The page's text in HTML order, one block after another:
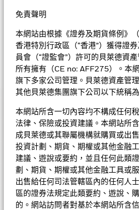
免責聲明
本網站由根據《證券及期貨條例》
香港特別行政區（“香港”）獲得證
員會（“證監會”）許可的貝萊德資
所有擁有（CE no: AFF275）。本
旗下多家公司管理。貝萊德資產管
其他貝萊德集團旗下公司以下統稱為
本網站所含一切內容均不構成任何
法律、保險或投資建議。本網站所
成貝萊德或其聯屬機構就購買或出
投資計劃、期貨、期權或其他金融
建議、遊說或要約，並且任何此類
劃、期貨、期權或其他金融工具或
出售給任何司法管轄區內的任何人
區的證券法規定此類要約、遊說、
的。網站訪問者對基於本網站所含
成不利影響。
內。當市場風險水平在短期內大幅變動，
標水平可能會由於營運開支的增加而對基
響。
•基金投資於股票，較大的股票價值波動
能投資於評級受實際或預期下降所影響的
對債券價值造成不利影響。投資於非投資
受較高的違約、波動性及流動性風險。投
中國地方政府融資平台發行的城投債需承
的違約風險。
• 基金需承受投資集中於若干國家、地區
率風險、證券借貸合約交易對手的信貸風
的貨幣兌換風險。
•6 股份類別及10 股份類別在未扣除開
類別亦會在基金董事酌情決定下從資本派
下派付股息，可產生更多可供分派的收入
可能從資本派付股息，可能相等於投資者
資本收益。所有宣派股息均會導致股份於
時減少。
合，為投資者提供總回報(計及資本和收入
達致其投資目標，這些資產類別可包括股
息和定息相關證券、另類資產、現金及近
產類別的投資將通過投資於集中的集體投
或單位來實現。
貝萊德MyMap多元均衡基金
基金的全部貨幣對沖股份類別使用金融衍
股份類別中使用金融衍生產品可能為基金
風險效應（亦稱為溢出）。該基金的管理
以進行，以至對其他股份類別的風險效應
基金名稱下方使用下拉式方框，即可查閱
貨幣對沖股份類別會於股份類別的名稱中
外，如欲索取所有貨幣對沖股份類別的完
司提出。
表現
圖表
查看圖表
基金資料
基金總值
截至 2026年8月7日
基金成立日期
基準貨幣
基本因素及風險
持倉數目
截至 2026年6月30日
持股
截至 2026年6月30日
投資分佈